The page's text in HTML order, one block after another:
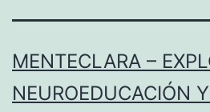
MENTECLARA –
NEUROEDUCACIÓN